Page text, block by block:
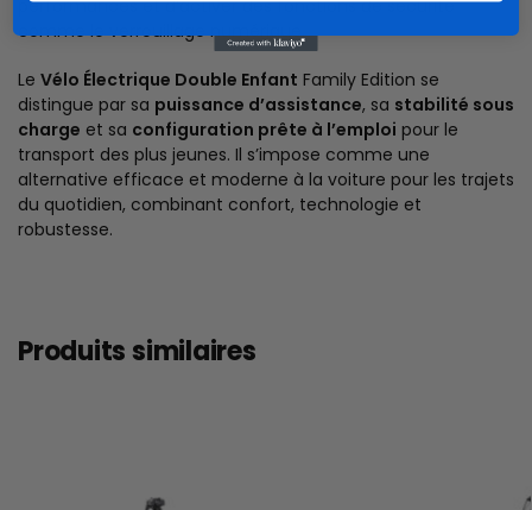
performances et d’activer des fonctions de sécurité
comme le verrouillage numérique.
Le Vélo Électrique Double Enfant Family Edition se
distingue par sa puissance d’assistance, sa stabilité sous
charge et sa configuration prête à l’emploi pour le
transport des plus jeunes. Il s’impose comme une
alternative efficace et moderne à la voiture pour les trajets
du quotidien, combinant confort, technologie et
robustesse.
Produits similaires